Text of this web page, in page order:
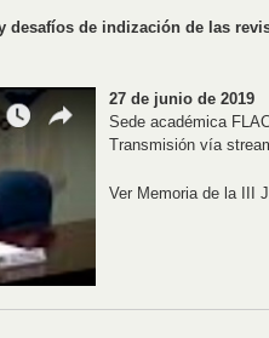
de indización de las
27 de junio de 2019
Sede académica
Transmisión vía
Ver Memoria de la III